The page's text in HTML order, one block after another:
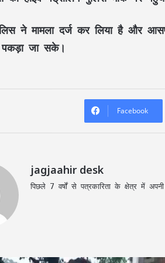
ने मामला दर्ज कर लिया है और
जा सके।
Facebook
jagjaahir desk
पिछले 7 वर्षों से पत्रकारिता के क्षेत्र में